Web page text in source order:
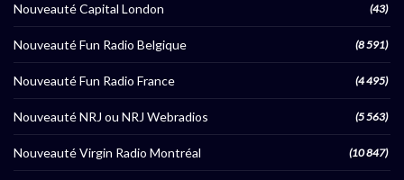
Nouveauté Capital London (43)
Nouveauté Fun Radio Belgique (8 591)
Nouveauté Fun Radio France (4 495)
Nouveauté NRJ ou NRJ Webradios (5 563)
Nouveauté Virgin Radio Montréal (10 847)